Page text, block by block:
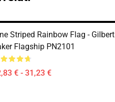
Striped Rainbow Flag - Gilbert
Flagship PN2101
€ - 31,23 €